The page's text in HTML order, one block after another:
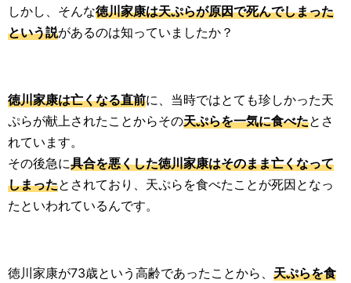
しかし、そんな徳川家康は天ぷらが原因で死んでしまった
という説があるのは知っていましたか？
徳川家康は亡くなる直前に、当時ではとても珍しかった天
ぷらが献上されたことからその天ぷらを一気に食べたとさ
れています。
その後急に具合を悪くした徳川家康はそのまま亡くなって
しまったとされており、天ぷらを食べたことが死因となっ
たといわれているんです。
徳川家康が73歳という高齢であったことから、 天ぷらを食